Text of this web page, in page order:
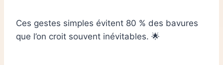
Ces gestes simples évitent 80 % des bavures
que l’on croit souvent inévitables. 🌟